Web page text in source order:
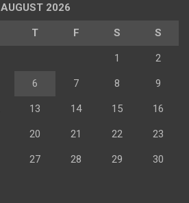
AUGUST 2026
T F S S
1 2
6 7 8 9
13 14 15 16
20 21 22 23
27 28 29 30